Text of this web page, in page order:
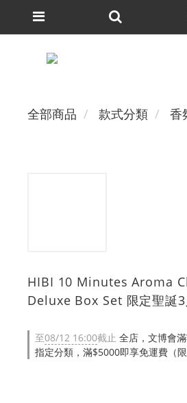
全部商品 款式分類 香
HIBI 10 Minutes Aroma
Deluxe Box Set 限定聖誕3
至08/12 16:00截止 全店，文博會
指定分類，滿$5000即享免運費（限